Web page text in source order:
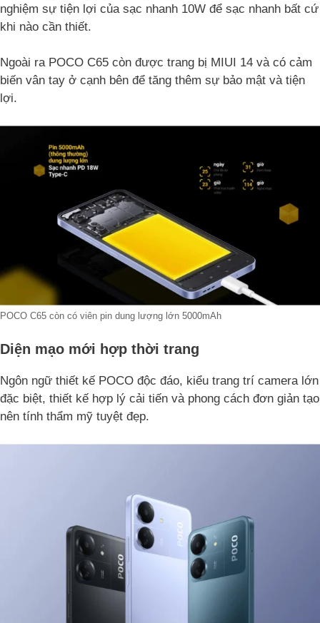
nghiệm sự tiện lợi của sạc nhanh 10W để sạc nhanh bất cứ
khi nào cần thiết.
Ngoài ra POCO C65 còn được trang bị MIUI 14 và có cảm
biến vân tay ở cạnh bên để tăng thêm sự bảo mật và tiện
lợi.
POCO C65 còn có viên pin dung lượng lớn 5000mAh
Diện mạo mới hợp thời trang
Ngôn ngữ thiết kế POCO độc đáo, kiểu trang trí camera lớn
đặc biệt, thiết kế hợp lý cải tiến và phong cách đơn giản tạo
nên tính thẩm mỹ tuyệt đẹp.